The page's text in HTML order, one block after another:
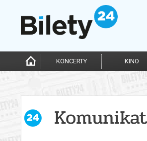
KONCERTY KINO
Komunikat